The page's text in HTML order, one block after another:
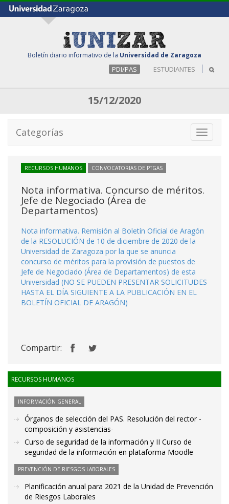
Boletín diario informativo de la Universidad de Zaragoza
PDI/PAS ESTUDIANTES
15/12/2020
Toggle
Categorías
RECURSOS HUMANOS CONVOCATORIAS DE PTGAS
Nota informativa. Concurso de méritos.
Jefe de Negociado (Área de
Departamentos)
Nota informativa. Remisión al Boletín Oficial de Aragón
de la RESOLUCIÓN de 10 de diciembre de 2020 de la
Universidad de Zaragoza por la que se anuncia
concurso de méritos para la provisión de puestos de
Jefe de Negociado (Área de Departamentos) de esta
Universidad (NO SE PUEDEN PRESENTAR SOLICITUDES
HASTA EL DÍA SIGUIENTE A LA PUBLICACIÓN EN EL
BOLETÍN OFICIAL DE ARAGÓN)
Compartir:
RECURSOS HUMANOS
INFORMACIÓN GENERAL
Órganos de selección del PAS. Resolución del rector -
composición y asistencias-
Curso de seguridad de la información y II Curso de
seguridad de la información en plataforma Moodle
PREVENCIÓN DE RIESGOS LABORALES
Planificación anual para 2021 de la Unidad de Prevención
de Riesgos Laborales